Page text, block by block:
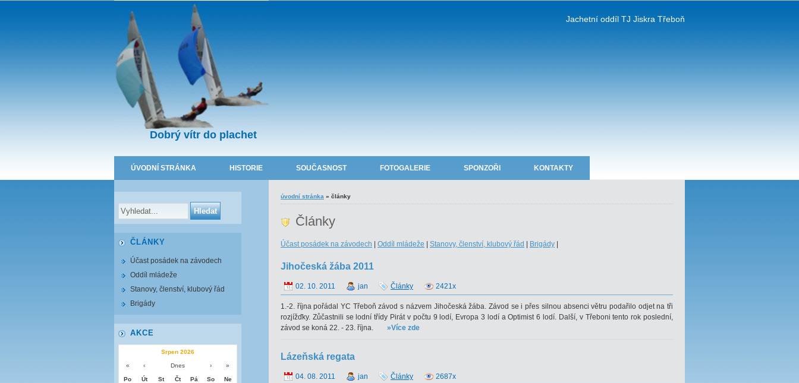
Dobrý vítr do plachet
Jachetní oddíl TJ Jiskra Třeboň
ÚVODNÍ STRÁNKA HISTORIE SOUČASNOST FOTOGALERIE SPONZOŘI KONTAKTY
úvodní stránka » články
Články
Účast posádek na závodech Oddíl mládeže Stanovy, členství, klubový řád Brigády
Jihočeská žába 2011
02. 10. 2011 jan Články 2421x
1.-2. října pořádal YC Třeboň závod s názvem Jihočeská žába. Závod se i přes silnou absenci větru podařilo odjet na tři
rozjížďky. Zůčastnili se lodní třídy Pirát v počtu 9 lodí, Evropa 3 lodí a Optimist 6 lodí. Další, v Třeboni tento rok poslední,
závod se koná 22. - 23. října.
»Více zde
Lázeňská regata
04. 08. 2011 jan Články 2687x
ČLÁNKY
Účast posádek na závodech
Oddíl mládeže
Stanovy, členství, klubový řád
Brigády
AKCE
Srpen 2026
« ‹ Dnes › »
Po Út St Čt Pá So Ne